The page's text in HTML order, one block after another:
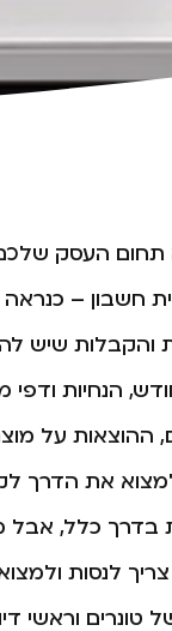
העסק
חשבון –
והקבלות
הנחיות ודפי
ההוצאות על
את הדרך
בדרך כלל,
לנסות
טונרים